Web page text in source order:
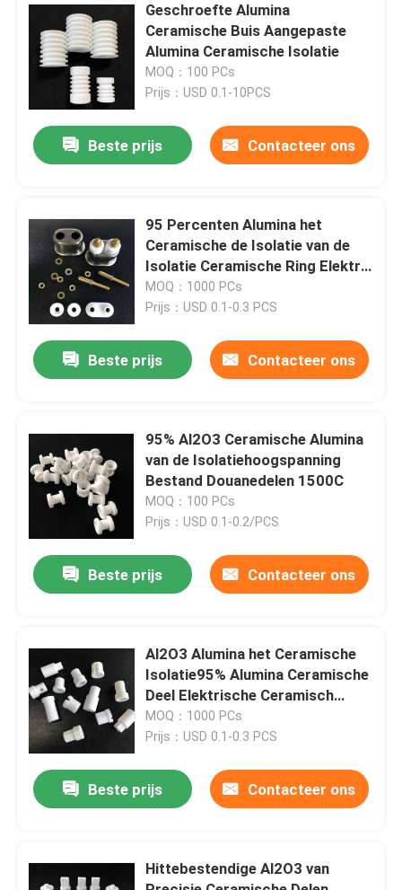
Huis
video's
ONGEVEER DE V.S.
Fabrieksreis
Kwaliteitscontrole
Contacteer ons
Verzoek om een Citaat
Ceramisch Alumina 95
Geschroefte Alumina
Ceramische Buis Aangepaste
Alumina Ceramische Isolatie
MOQ：100 PCs
Prijs：USD 0.1-10PCS
Beste prijs Contacteer ons
95 Percenten Alumina het
Ceramische de Isolatie van de
Isolatie Ceramische Ring Elektro
Ceramisch Verwarmen
MOQ：1000 PCs
Prijs：USD 0.1-0.3 PCS
Beste prijs Contacteer ons
95% Al2O3 Ceramische Alumina
van de Isolatiehoogspanning
Bestand Douanedelen 1500C
MOQ：100 PCs
Prijs：USD 0.1-0.2/PCS
Beste prijs Contacteer ons
Al2O3 Alumina het Ceramische
Isolatie95% Alumina Ceramische
Deel Elektrische Ceramisch
Verwarmen
MOQ：1000 PCs
Prijs：USD 0.1-0.3 PCS
Beste prijs Contacteer ons
Hittebestendige Al2O3 van